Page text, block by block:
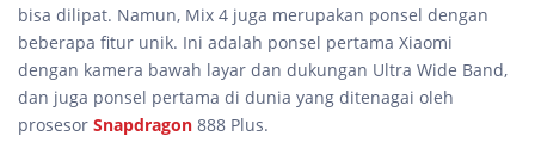
bisa dilipat. Namun, Mix 4 juga merupakan ponsel dengan
beberapa fitur unik. Ini adalah ponsel pertama Xiaomi
dengan kamera bawah layar dan dukungan Ultra Wide Band,
dan juga ponsel pertama di dunia yang ditenagai oleh
prosesor Snapdragon 888 Plus.